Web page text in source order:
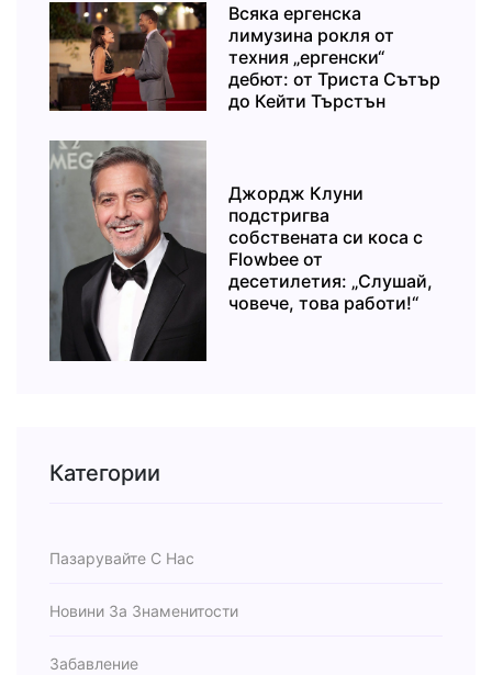
Всяка ергенска
лимузина рокля от
техния „ергенски“
дебют: от Триста Сътър
до Кейти Търстън
Джордж Клуни
подстригва
собствената си коса с
Flowbee от
десетилетия: „Слушай,
човече, това работи!“
Категории
Пазарувайте С Нас
Новини За Знаменитости
Забавление